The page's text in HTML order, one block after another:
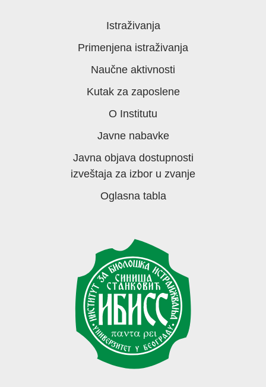
Istraživanja
Primenjena istraživanja
Naučne aktivnosti
Kutak za zaposlene
O Institutu
Javne nabavke
Javna objava dostupnosti
izveštaja za izbor u zvanje
Oglasna tabla